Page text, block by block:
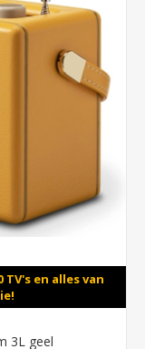
en alles van
3L geel